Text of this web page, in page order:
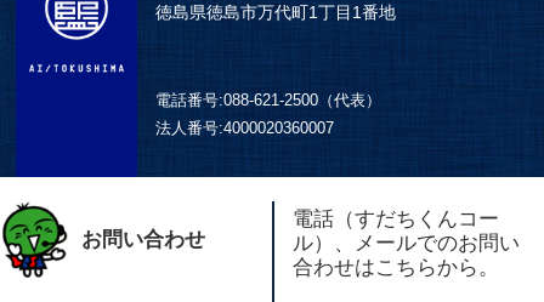
徳島県徳島市万代町1丁目1番地
電話番号:088-621-2500（代表）
法人番号:4000020360007
お問い合わせ
電話（すだちくんコー
ル）、メールでのお問い
合わせはこちらから。